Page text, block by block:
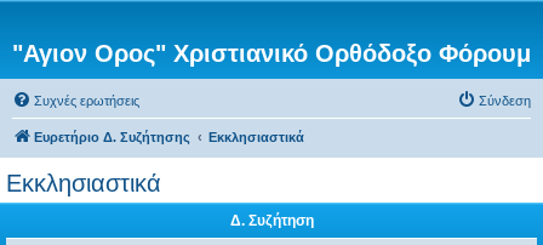
"Αγιον Ορος" Χριστιανικό Ορθόδοξο Φόρουμ
Συχνές ερωτήσεις Σύνδεση
Ευρετήριο Δ. Συζήτησης Εκκλησιαστικά
Εκκλησιαστικά
Δ. Συζήτηση